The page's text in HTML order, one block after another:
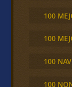
100
100
100
100